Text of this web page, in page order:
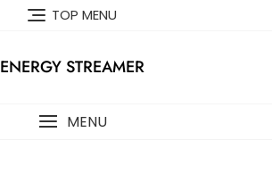
TOP MENU
ENERGY STREAMER
MENU